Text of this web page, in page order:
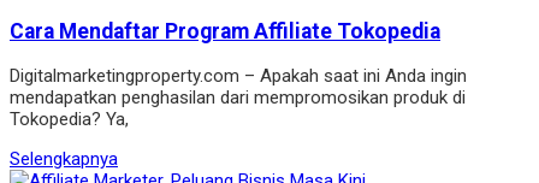
Cara Mendaftar Program Affiliate Tokopedia
Digitalmarketingproperty.com – Apakah saat ini Anda ingin
mendapatkan penghasilan dari mempromosikan produk di
Tokopedia? Ya,
Selengkapnya